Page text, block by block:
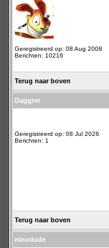
Geregistreerd op: 08 Aug 2008
Berichten: 10216
Terug naar boven
Daggret
Geregistreerd op: 08 Jul 2026
Berichten: 1
Terug naar boven
ninodude